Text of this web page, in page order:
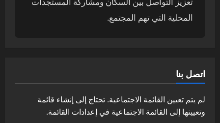
المحلية التي تهم المجتمع.
اتصل بنا
لم يتم تعيين القائمة الاجتماعية. تحتاج إلى إنشاء قائمة
وتعيينها إلى القائمة الاجتماعية في إعدادات القائمة.